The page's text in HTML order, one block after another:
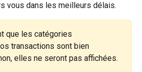
vous dans les meilleurs délais.
que les catégories
transactions sont bien
elles ne seront pas affichées.